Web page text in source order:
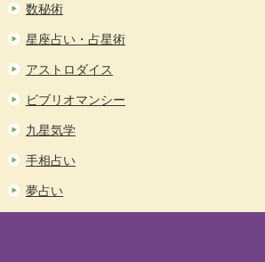
数秘術
星座占い・占星術
アストロダイス
ビブリオマンシー
九星気学
手相占い
夢占い